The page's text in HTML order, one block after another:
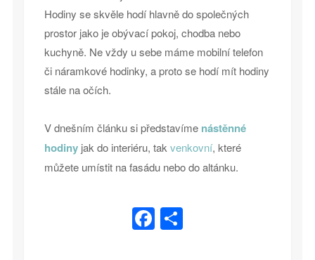
Hodiny se skvěle hodí hlavně do společných
prostor jako je obývací pokoj, chodba nebo
kuchyně. Ne vždy u sebe máme mobilní telefon
či náramkové hodinky, a proto se hodí mít hodiny
stále na očích.
V dnešním článku si představímenástěnné
hodinyjak do interiéru, takvenkovní, které
můžete umístit na fasádu nebo do altánku.
Facebook
Share